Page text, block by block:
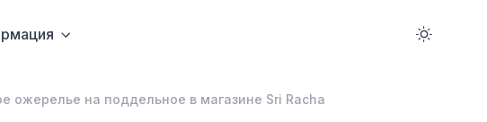
ожерелье на поддельное в магазине Sri Racha